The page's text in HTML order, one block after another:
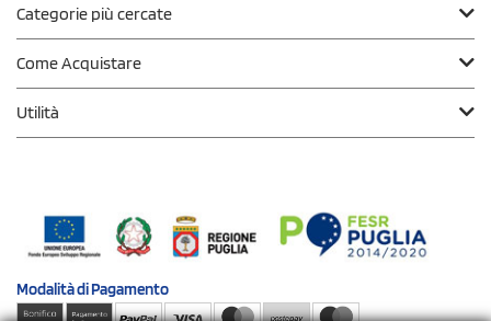
Categorie più cercate
Come Acquistare
Utilità
Modalità diPagamento